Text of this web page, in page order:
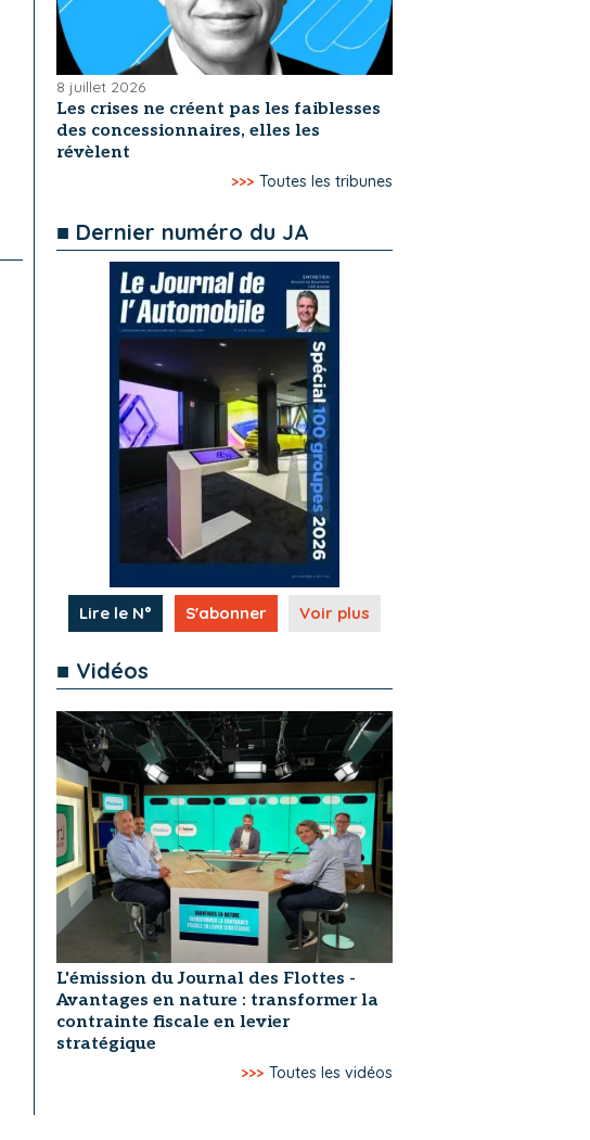
8 juillet 2026
Les crises ne créent pas les faiblesses
des concessionnaires, elles les
révèlent
>>> Toutes les tribunes
■ Dernier numéro du JA
Lire le N° S'abonner Voir plus
■ Vidéos
L'émission du Journal des Flottes -
Avantages en nature : transformer la
contrainte fiscale en levier
stratégique
>>> Toutes les vidéos